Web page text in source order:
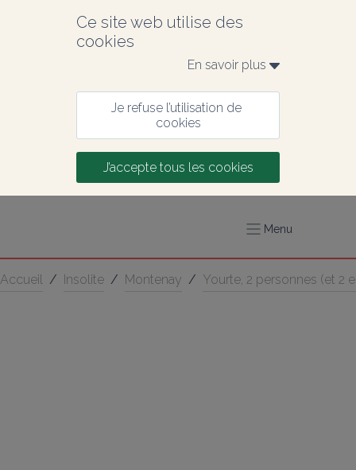
Ce site web utilise des
cookies
En savoir plus
Je refuse l’utilisation de
cookies
J’accepte tous les cookies
Menu
Accueil / Insolite / Montenay / Yourte, 2 personnes (et 2